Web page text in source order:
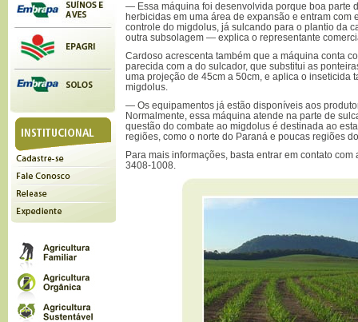
— Essa máquina foi desenvolvida porque boa parte
herbicidas em uma área de expansão e entram com
controle do migdolus, já sulcando para o plantio da
outra subsolagem — explica o representante
Cardoso acrescenta também que a máquina conta
parecida com a do sulcador, que substitui as
uma projeção de 45cm a 50cm, e aplica o inseticida
migdolus.
— Os equipamentos já estão disponíveis aos
Normalmente, essa máquina atende na parte de
questão do combate ao migdolus é destinada ao
regiões, como o norte do Paraná e poucas regiões
Para mais informações, basta entrar em contato
3408-1008.